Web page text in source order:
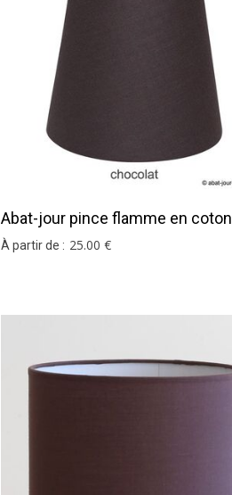
Abat-jour pince flamme en coton
chocolat
À partir de : 25.00 €